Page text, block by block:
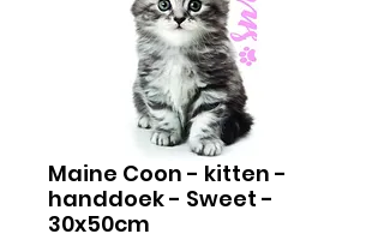
Maine Coon - kitten -
handdoek - Sweet -
30x50cm